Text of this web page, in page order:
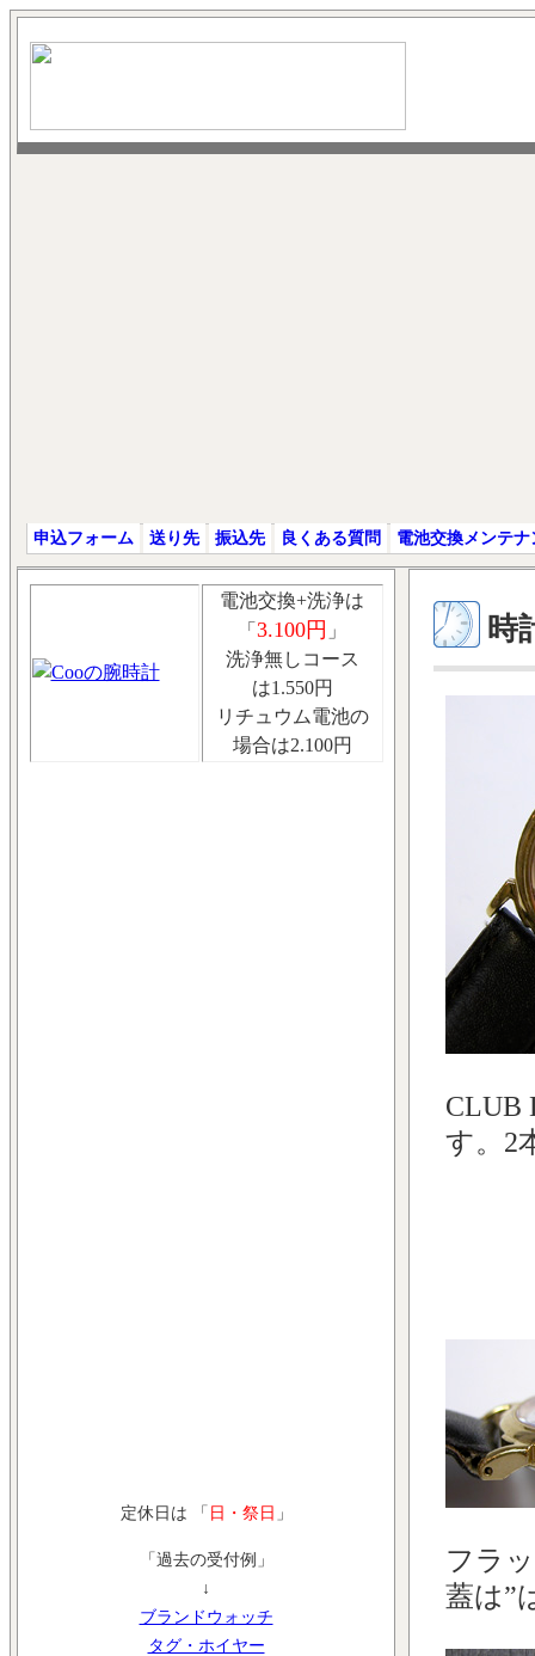
申込フォーム 送り先 振込先 良くある質問 電池交換メンテナ
電池交換+洗浄は
「 3.100円 」
洗浄無しコース
は1.550円
リチュウム電池の
場合は2.100円
定休日は 「 日・祭日 」
「過去の受付例」
↓
ブランドウォッチ
タグ・ホイヤー
時
CLUB
す。2
フラ
蓋は”